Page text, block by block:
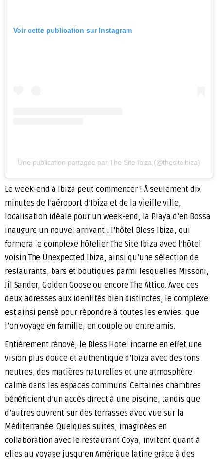
Voir cette publication sur Instagram
Une publication partagée par The Site Ibiza (@thesiteibiza)
Le week-end à Ibiza peut commencer ! À seulement dix
minutes de l’aéroport d’Ibiza et de la vieille ville,
localisation idéale pour un week-end, la Playa d’en Bossa
inaugure un nouvel arrivant : l’hôtel Bless Ibiza, qui
formera le complexe hôtelier The Site Ibiza avec l’hôtel
voisin The Unexpected Ibiza, ainsi qu’une sélection de
restaurants, bars et boutiques parmi lesquelles Missoni,
Jil Sander, Golden Goose ou encore The Attico. Avec ces
deux adresses aux identités bien distinctes, le complexe
est ainsi pensé pour répondre à toutes les envies, que
l’on voyage en famille, en couple ou entre amis.
Entièrement rénové, le Bless Hotel incarne en effet une
vision plus douce et authentique d’Ibiza avec des tons
neutres, des matières naturelles et une atmosphère
calme dans les espaces communs. Certaines chambres
bénéficient d’un accès direct à une piscine, tandis que
d’autres ouvrent sur des terrasses avec vue sur la
Méditerranée. Quelques suites, imaginées en
collaboration avec le restaurant Coya, invitent quant à
elles au voyage jusqu’en Amérique latine grâce à des